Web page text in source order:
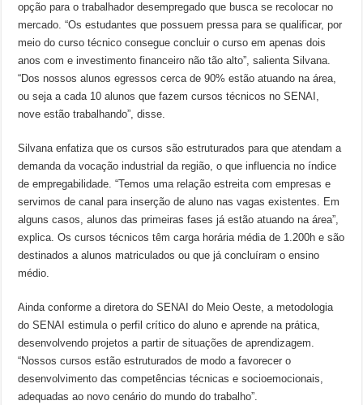
opção para o trabalhador desempregado que busca se recolocar no
mercado. “Os estudantes que possuem pressa para se qualificar, por
meio do curso técnico consegue concluir o curso em apenas dois
anos com e investimento financeiro não tão alto”, salienta Silvana.
“Dos nossos alunos egressos cerca de 90% estão atuando na área,
ou seja a cada 10 alunos que fazem cursos técnicos no SENAI,
nove estão trabalhando”, disse.
Silvana enfatiza que os cursos são estruturados para que atendam a
demanda da vocação industrial da região, o que influencia no índice
de empregabilidade. “Temos uma relação estreita com empresas e
servimos de canal para inserção de aluno nas vagas existentes. Em
alguns casos, alunos das primeiras fases já estão atuando na área”,
explica. Os cursos técnicos têm carga horária média de 1.200h e são
destinados a alunos matriculados ou que já concluíram o ensino
médio.
Ainda conforme a diretora do SENAI do Meio Oeste, a metodologia
do SENAI estimula o perfil crítico do aluno e aprende na prática,
desenvolvendo projetos a partir de situações de aprendizagem.
“Nossos cursos estão estruturados de modo a favorecer o
desenvolvimento das competências técnicas e socioemocionais,
adequadas ao novo cenário do mundo do trabalho”.